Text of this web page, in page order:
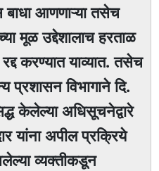
बाधा आणणाऱ्या तसेच
मूळ उद्देशालाच हरताळ
करण्यात याव्यात. तसेच
प्रशासन विभागाने दि.
केलेल्या अधिसूचनेद्वारे
यांना अपील प्रक्रिये
व्यक्तीकडून